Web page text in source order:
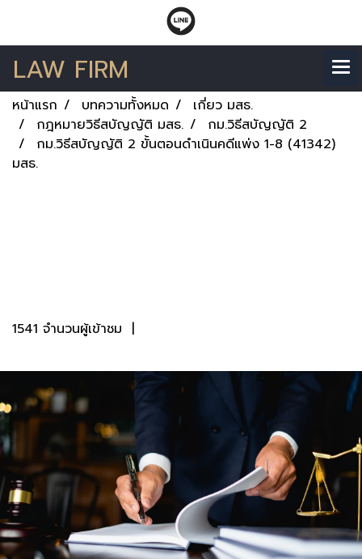
LAW FIRM
หน้าแรก บทความทั้งหมด
เกี่ยว มสธ.
กฎหมายวิธีสบัญญัติ มสธ.
กม.วิธีสบัญญัติ 2
กม.วิธีสบัญญัติ 2 ขั้นตอนดำเนินคดีแพ่ง 1-8 (41342)
มสธ.
1541 จำนวนผู้เข้าชม |